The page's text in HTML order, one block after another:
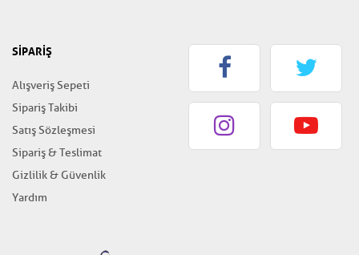
SİPARİŞ
Alışveriş Sepeti
Sipariş Takibi
Satış Sözleşmesi
Sipariş & Teslimat
Gizlilik & Güvenlik
Yardım